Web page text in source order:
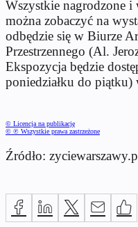
Wszystkie nagrodzone i
można zobaczyć na
odbędzie się w Biurze
Przestrzennego (Al.
Ekspozycja będzie
poniedziałku do piątku)
© Licencja na publikację
© ℗ Wszystkie prawa zastrzeżone
Źródło: